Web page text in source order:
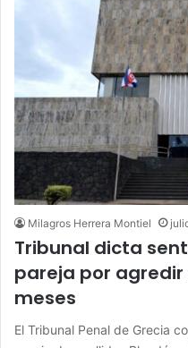
Milagros Herrera Montiel
Tribunal dicta
pareja por
meses
El Tribunal Penal de Grecia